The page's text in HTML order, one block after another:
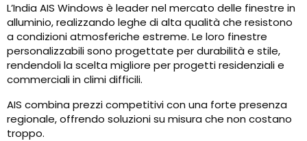
L’India AIS Windows è leader nel mercato delle finestre in
alluminio, realizzando leghe di alta qualità che resistono
a condizioni atmosferiche estreme. Le loro finestre
personalizzabili sono progettate per durabilità e stile,
rendendoli la scelta migliore per progetti residenziali e
commerciali in climi difficili.
AIS combina prezzi competitivi con una forte presenza
regionale, offrendo soluzioni su misura che non costano
troppo.